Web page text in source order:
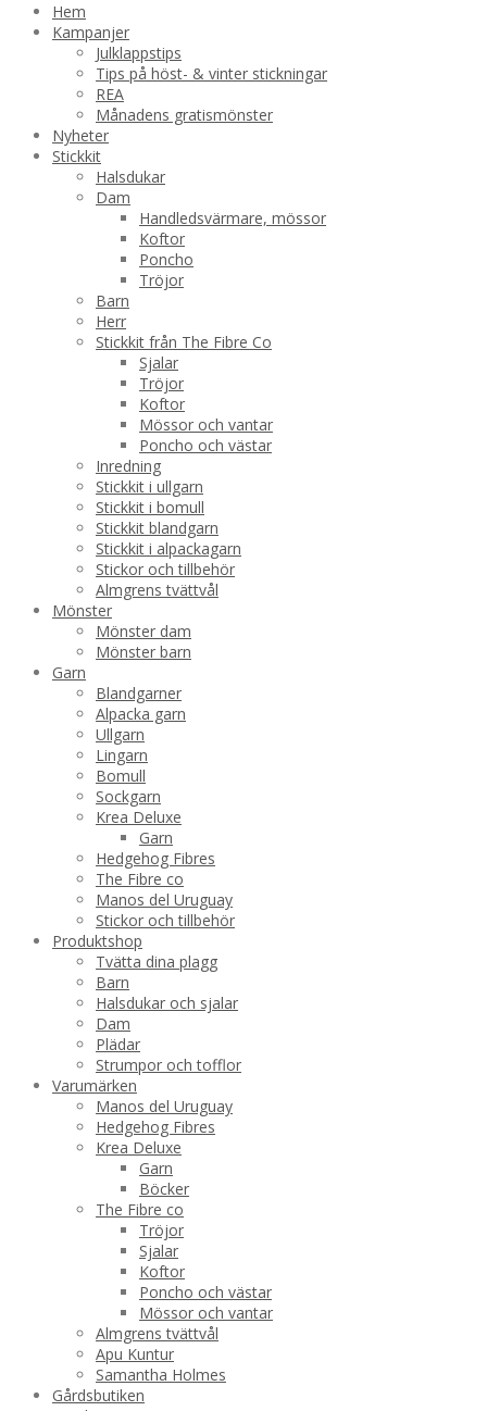
Hem
Kampanjer
Julklappstips
Tips på höst- & vinter stickningar
REA
Månadens gratismönster
Nyheter
Stickkit
Halsdukar
Dam
Handledsvärmare, mössor
Koftor
Poncho
Tröjor
Barn
Herr
Stickkit från The Fibre Co
Sjalar
Tröjor
Koftor
Mössor och vantar
Poncho och västar
Inredning
Stickkit i ullgarn
Stickkit i bomull
Stickkit blandgarn
Stickkit i alpackagarn
Stickor och tillbehör
Almgrens tvättvål
Mönster
Mönster dam
Mönster barn
Garn
Blandgarner
Alpacka garn
Ullgarn
Lingarn
Bomull
Sockgarn
Krea Deluxe
Garn
Hedgehog Fibres
The Fibre co
Manos del Uruguay
Stickor och tillbehör
Produktshop
Tvätta dina plagg
Barn
Halsdukar och sjalar
Dam
Plädar
Strumpor och tofflor
Varumärken
Manos del Uruguay
Hedgehog Fibres
Krea Deluxe
Garn
Böcker
The Fibre co
Tröjor
Sjalar
Koftor
Poncho och västar
Mössor och vantar
Almgrens tvättvål
Apu Kuntur
Samantha Holmes
Gårdsbutiken